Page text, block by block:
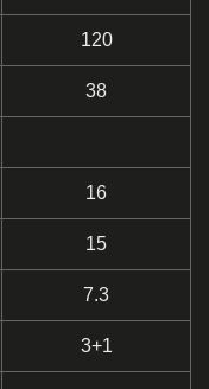
120
38
16
15
7.3
3+1